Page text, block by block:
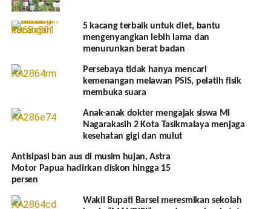
5 kacang terbaik untuk diet, bantu
mengenyangkan lebih lama dan
menurunkan berat badan
Persebaya tidak hanya mencari
kemenangan melawan PSIS, pelatih fisik
membuka suara
Anak-anak dokter mengajak siswa MI
Nagarakasih 2 Kota Tasikmalaya menjaga
kesehatan gigi dan mulut
Antisipasi ban aus di musim hujan, Astra
Motor Papua hadirkan diskon hingga 15
persen
Wakil Bupati Barsel meresmikan sekolah